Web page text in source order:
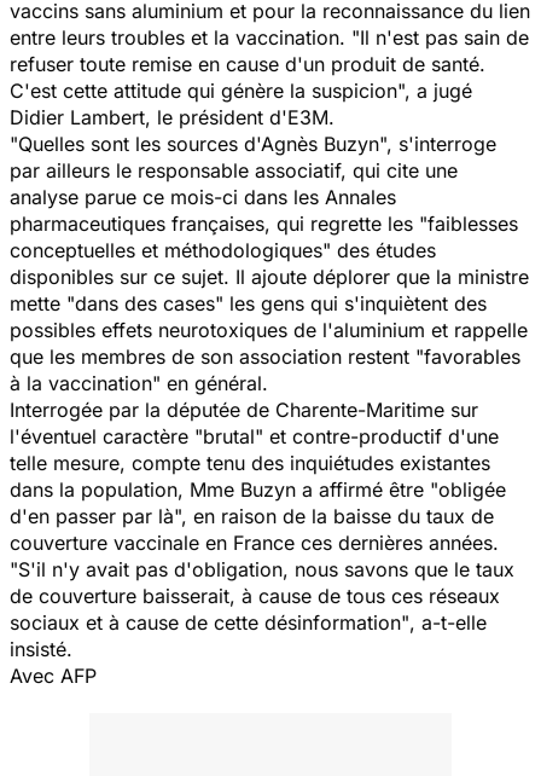
vaccins sans aluminium et pour la reconnaissance du lien
entre leurs troubles et la vaccination. "Il n'est pas sain de
refuser toute remise en cause d'un produit de santé.
C'est cette attitude qui génère la suspicion", a jugé
Didier Lambert, le président d'E3M.
"Quelles sont les sources d'Agnès Buzyn", s'interroge
par ailleurs le responsable associatif, qui cite une
analyse parue ce mois-ci dans les Annales
pharmaceutiques françaises, qui regrette les "faiblesses
conceptuelles et méthodologiques" des études
disponibles sur ce sujet. Il ajoute déplorer que la ministre
mette "dans des cases" les gens qui s'inquiètent des
possibles effets neurotoxiques de l'aluminium et rappelle
que les membres de son association restent "favorables
à la vaccination" en général.
Interrogée par la députée de Charente-Maritime sur
l'éventuel caractère "brutal" et contre-productif d'une
telle mesure, compte tenu des inquiétudes existantes
dans la population, Mme Buzyn a affirmé être "obligée
d'en passer par là", en raison de la baisse du taux de
couverture vaccinale en France ces dernières années.
"S'il n'y avait pas d'obligation, nous savons que le taux
de couverture baisserait, à cause de tous ces réseaux
sociaux et à cause de cette désinformation", a-t-elle
insisté.
Avec AFP